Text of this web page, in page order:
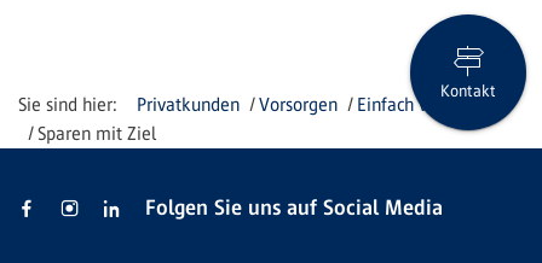
Privatkunden Vorsorgen
Einfach vorsorgen
Sparen mit Ziel
Kontakt
Folgen Sie uns auf Social Media